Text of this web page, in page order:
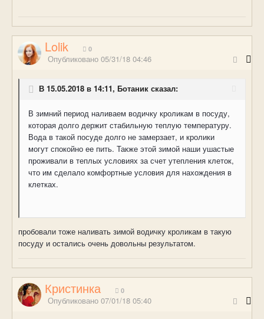
Lolik 0
Опубликовано 05/31/18 04:46
В 15.05.2018 в 14:11, Ботаник сказал:
В зимний период наливаем водичку кроликам в посуду,
которая долго держит стабильную теплую температуру.
Вода в такой посуде долго не замерзает, и кролики
могут спокойно ее пить. Также этой зимой наши ушастые
проживали в теплых условиях за счет утепления клеток,
что им сделало комфортные условия для нахождения в
клетках.
пробовали тоже наливать зимой водичку кроликам в такую
посуду и остались очень довольны результатом.
Кристинка 0
Опубликовано 07/01/18 05:40